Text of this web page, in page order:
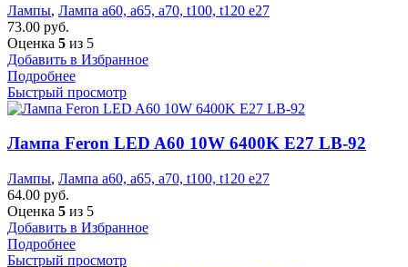
Лампы, Лампа а60, а65, а70, t100, t120 е27
73.00 руб.
Оценка 5 из 5
Добавить в Избранное
Подробнее
Быстрый просмотр
Лампа Feron LED A60 10W 6400K E27 LB-92
Лампы, Лампа а60, а65, а70, t100, t120 е27
64.00 руб.
Оценка 5 из 5
Добавить в Избранное
Подробнее
Быстрый просмотр